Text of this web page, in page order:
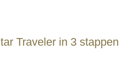
Traveler in 3 stappen